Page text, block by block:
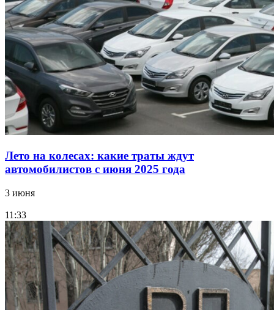
Лето на колесах: какие траты ждут
автомобилистов с июня 2025 года
3 июня
11:33